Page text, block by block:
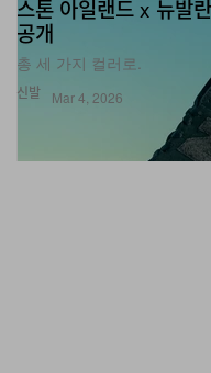
신발
스톤 아일랜드 x 뉴발
공개
총 세 가지 컬러로.
Mar 4, 2026